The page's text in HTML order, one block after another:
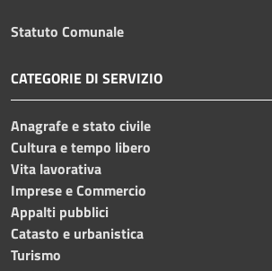
Statuto Comunale
CATEGORIE DI SERVIZIO
Anagrafe e stato civile
Cultura e tempo libero
Vita lavorativa
Imprese e Commercio
Appalti pubblici
Catasto e urbanistica
Turismo